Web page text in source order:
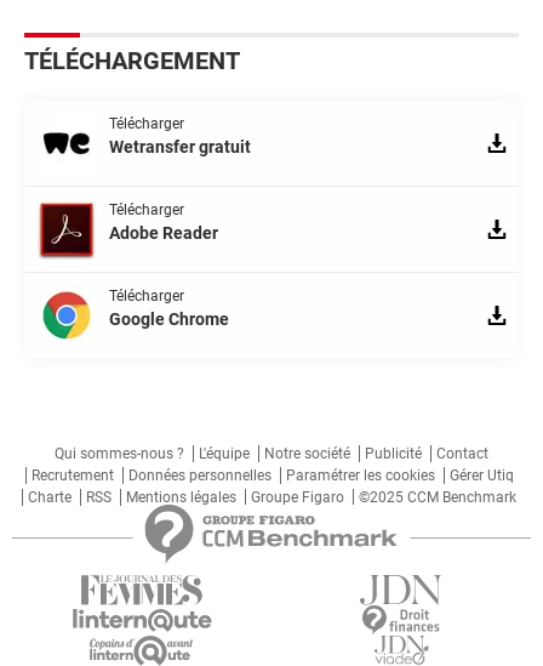
TÉLÉCHARGEMENT
Télécharger
Wetransfer gratuit
Télécharger
Adobe Reader
Télécharger
Google Chrome
Qui sommes-nous ? L'équipe Notre société Publicité
Contact
Recrutement
Données personnelles Paramétrer les cookies
Gérer Utiq
Charte
RSS Mentions légales Groupe Figaro ©2025 CCM Benchmark